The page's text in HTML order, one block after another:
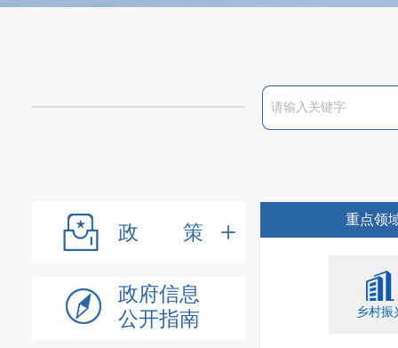
政策
政府信息
公开指南
重点领
乡村振